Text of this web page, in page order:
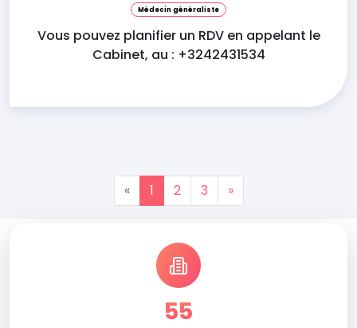
Médecin généraliste
Vous pouvez planifier un RDV en appelant le
Cabinet, au : +3242431534
« 1 2 3 »
55